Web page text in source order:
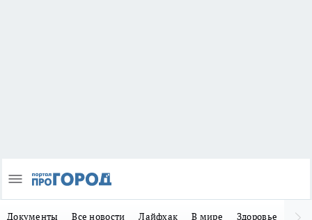
Документы Все новости Лайфхак В мире Здоровье